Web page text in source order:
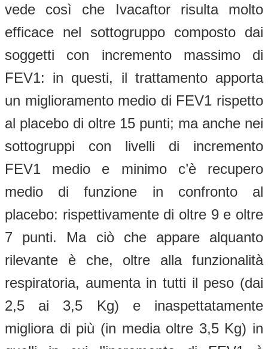
vede così che Ivacaftor risulta molto
efficace nel sottogruppo composto dai
soggetti con incremento massimo di
FEV1: in questi, il trattamento apporta
un miglioramento medio di FEV1 rispetto
al placebo di oltre 15 punti; ma anche nei
sottogruppi con livelli di incremento
FEV1 medio e minimo c’è recupero
medio di funzione in confronto al
placebo: rispettivamente di oltre 9 e oltre
7 punti. Ma ciò che appare alquanto
rilevante è che, oltre alla funzionalità
respiratoria, aumenta in tutti il peso (dai
2,5 ai 3,5 Kg) e inaspettatamente
migliora di più (in media oltre 3,5 Kg) in